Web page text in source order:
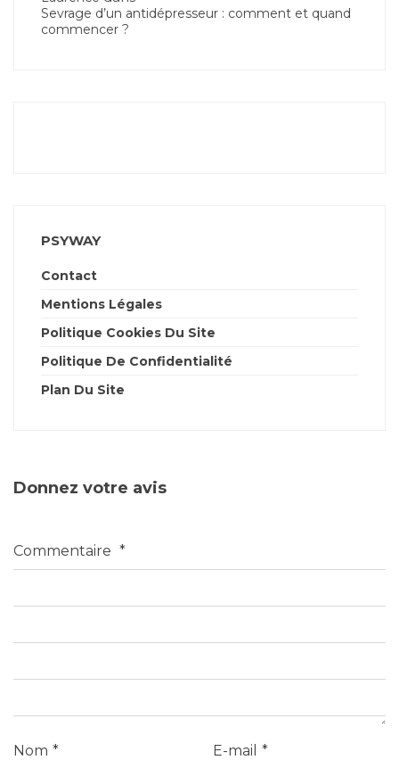
Sevrage d’un antidépresseur : comment et quand
commencer ?
PSYWAY
Contact
Mentions Légales
Politique Cookies Du Site
Politique De Confidentialité
Plan Du Site
Donnez votre avis
Commentaire *
Nom * E-mail *